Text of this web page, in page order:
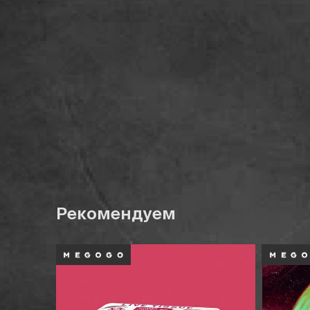
Рекомендуем